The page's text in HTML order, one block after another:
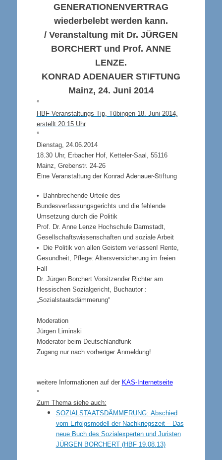
GENERATIONENVERTRAG
wiederbelebt werden kann.
/ Veranstaltung mit Dr. JÜRGEN
BORCHERTund Prof. ANNE
LENZE.
KONRAD ADENAUER STIFTUNG
Mainz, 24. Juni 2014
°
HBF-Veranstaltungs-Tip, Tübingen 18. Juni 2014,
erstellt 20:15 Uhr
°
Dienstag, 24.06.2014
18.30 Uhr, Erbacher Hof, Ketteler-Saal, 55116
Mainz, Grebenstr. 24-26
Eine Veranstaltung der Konrad Adenauer-Stiftung
• Bahnbrechende Urteile des
Bundesverfassungsgerichts und die fehlende
Umsetzung durch die Politik
Prof. Dr. Anne Lenze Hochschule Darmstadt,
Gesellschaftswissenschaften und soziale Arbeit
• Die Politik von allen Geistern verlassen! Rente,
Gesundheit, Pflege: Altersversicherung im freien
Fall
Dr. Jürgen Borchert Vorsitzender Richter am
Hessischen Sozialgericht, Buchautor :
„Sozialstaatsdämmerung“
Moderation
Jürgen Liminski
Moderator beim Deutschlandfunk
Zugang nur nach vorheriger Anmeldung!
weitere Informationen auf der KAS-Internetseite
°
Zum Thema siehe auch:
SOZIALSTAATSDÄMMERUNG: Abschied
vom Erfolgsmodell der Nachkriegszeit – Das
neue Buch des Sozialexperten und Juristen
JÜRGEN BORCHERT(HBF 19.08.13)